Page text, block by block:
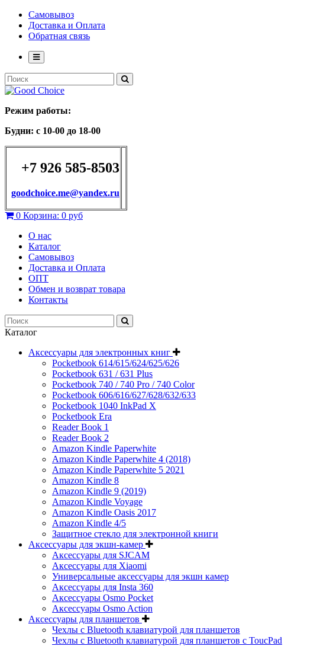
Самовывоз
Доставка и Оплата
Обратная связь
Режим работы:
Будни: с 10-00 до 18-00
+7 926 585-8503
goodchoice.me@yandex.ru
0 Корзина: 0 руб
О нас
Каталог
Самовывоз
Доставка и Оплата
ОПТ
Обмен и возврат товара
Контакты
Каталог
Аксессуары для электронных книг
Pocketbook 614/615/624/625/626
Pocketbook 631 / 631 Plus
Pocketbook 740 / 740 Pro / 740 Color
Pocketbook 606/616/627/628/632/633
Pocketbook 1040 InkPad X
Pocketbook Era
Reader Book 1
Reader Book 2
Amazon Kindle Paperwhite
Amazon Kindle Paperwhite 4 (2018)
Amazon Kindle Paperwhite 5 2021
Amazon Kindle 8
Amazon Kindle 9 (2019)
Amazon Kindle Voyage
Amazon Kindle Oasis 2017
Amazon Kindle 4/5
Защитное стекло для электронной книги
Аксессуары для экшн-камер
Аксессуары для SJCAM
Аксессуары для Xiaomi
Универсальные аксессуары для экшн камер
Аксессуары для Insta 360
Аксессуары Osmo Pocket
Аксессуары Osmo Action
Аксессуары для планшетов
Чехлы с Bluetooth клавиатурой для планшетов
Чехлы с Bluetooth клавиатурой для планшетов с ToucPad